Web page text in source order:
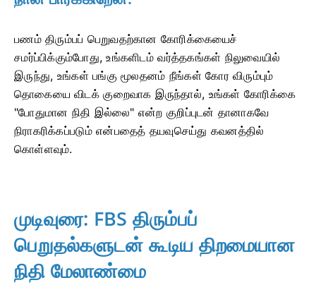
பணம் திரும்பப் பெறுவதற்கான கோரிக்கையைச்
சமர்ப்பிக்கும்போது, ​​உங்களிடம் வர்த்தகங்கள் நிலுவையில்
இருந்து, உங்கள் பங்கு மூலதனம் நீங்கள் கோர விரும்பும்
தொகையை விடக் குறைவாக இருந்தால், உங்கள் கோரிக்கை
"போதுமான நிதி இல்லை" என்ற குறிப்புடன் தானாகவே
நிராகரிக்கப்படும் என்பதைத் தயவுசெய்து கவனத்தில்
கொள்ளவும்.
முடிவுரை: FBS திரும்பப்
பெறுதல்களுடன் கூடிய திறமையான
நிதி மேலாண்மை